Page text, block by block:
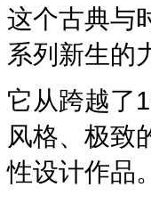
这个古典与
系列新生的
它从跨越了
风格、极致
性设计作品